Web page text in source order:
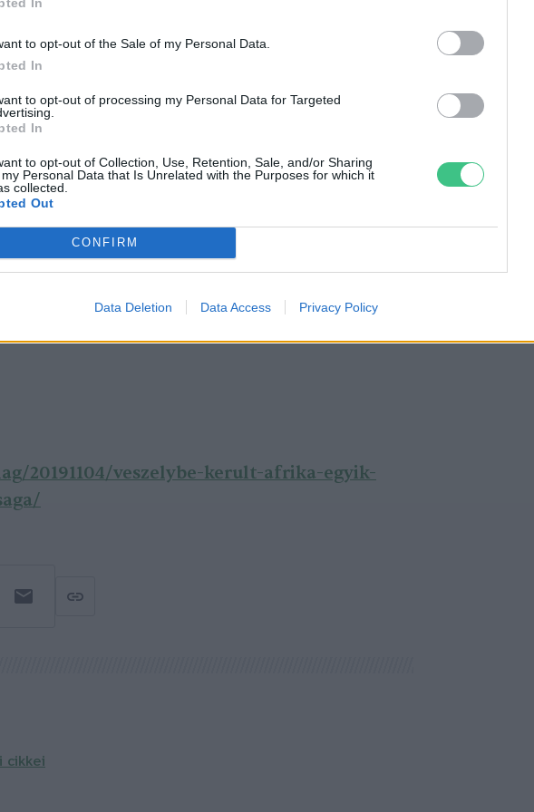
to opt-out of the Sale of my Personal Data.
In
to opt-out of processing my Personal Data for Targeted
In
to opt-out of Collection, Use, Retention, Sale, and/or Sharing
Personal Data that Is Unrelated with the Purposes for which it
collected.
Out
CONFIRM
Data Deletion Data Access Privacy Policy
20191104/veszelybe-kerult-afrika-egyik-
cikkei